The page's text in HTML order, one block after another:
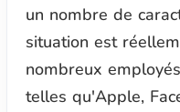
un nombre de
situation est
nombreux
telles qu'Apple,